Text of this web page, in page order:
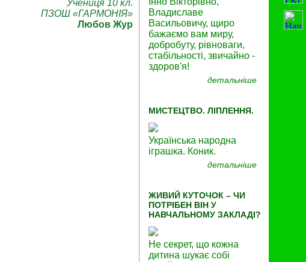
Владиславе
Васильовичу, щиро
бажаємо вам миру,
добробуту, рівноваги,
стабільності, звичайно -
здоров'я!
детальніше
МИСТЕЦТВО. ЛІПЛЕННЯ.
Українська народна
іграшка. Коник.
детальніше
ЖИВИЙ КУТОЧОК – ЧИ
ПОТРІБЕН ВІН У
НАВЧАЛЬНОМУ ЗАКЛАДІ?
Не секрет, що кожна
дитина шукає собі
Учениця 10 кл.
ПЗОШ «ГАРМОНІЯ»
Любов Жур